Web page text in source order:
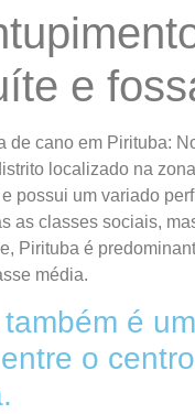
e
de cano em Pirituba:
localizado na
possui um variado
as classes sociais,
Pirituba é
média.
é
o